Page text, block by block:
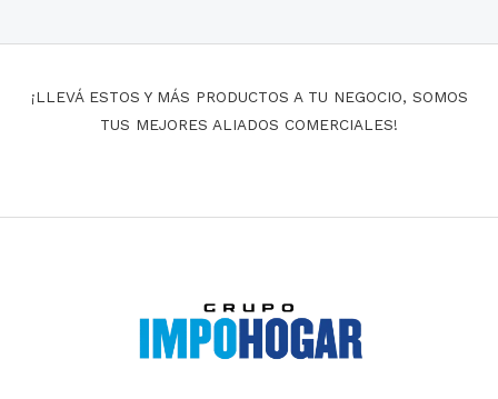
¡LLEVÁ ESTOS Y MÁS PRODUCTOS A TU NEGOCIO, SOMOS
TUS MEJORES ALIADOS COMERCIALES!